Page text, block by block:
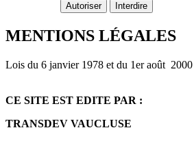
Autoriser Interdire
MENTIONS LÉGALES
Lois du 6 janvier 1978 et du 1er août 2000
CE SITE EST EDITE PAR :
TRANSDEV VAUCLUSE